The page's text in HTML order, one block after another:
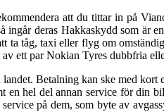
att du tittar in på
ingår deras Hakkaskydd som är en
tåg, taxi eller flyg om
ett par Nokian Tyres dubbfria
Betalning kan ske med
hel del annan service för din
på dem, som byte av